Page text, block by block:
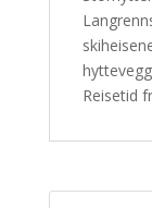
Reisetid